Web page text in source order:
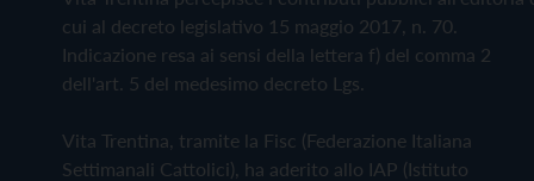
cui al decreto legislativo 15 maggio 2017, n. 70.
Indicazione resa ai sensi della lettera f) del comma 2
dell'art. 5 del medesimo decreto Lgs.
Vita Trentina, tramite la Fisc (Federazione Italiana
Settimanali Cattolici), ha aderito allo IAP (Istituto